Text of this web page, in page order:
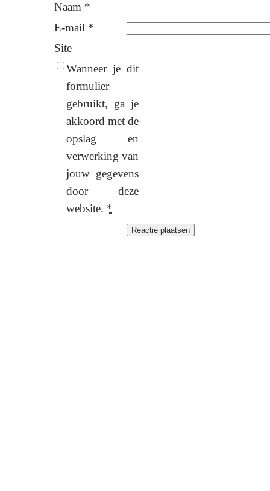
Naam *
E-mail *
Site
Wanneer je dit
formulier
gebruikt, ga je
akkoord met de
opslag en
verwerking van
jouw gegevens
door deze
website. *